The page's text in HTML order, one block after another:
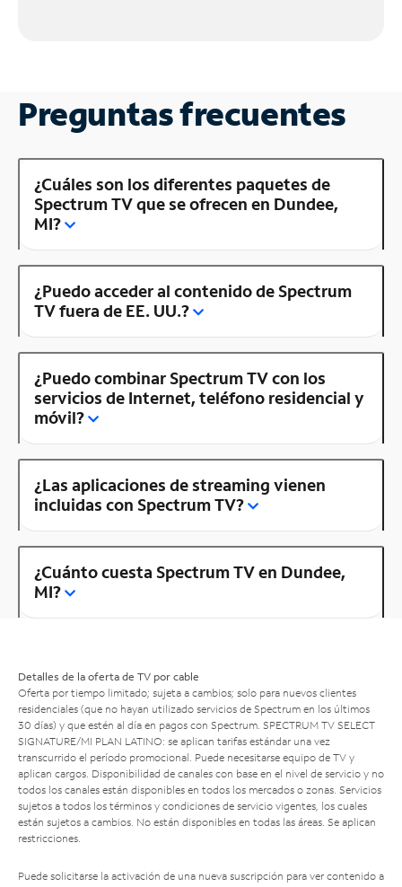
Preguntas frecuentes
¿Cuáles son los diferentes paquetes de
Spectrum TV que se ofrecen en Dundee,
MI?
¿Puedo acceder al contenido de Spectrum
TV fuera de EE. UU.?
¿Puedo combinar Spectrum TV con los
servicios de Internet, teléfono residencial y
móvil?
¿Las aplicaciones de streaming vienen
incluidas con Spectrum TV?
¿Cuánto cuesta Spectrum TV en Dundee,
MI?
Detalles de la oferta de TV por cable
Oferta por tiempo limitado; sujeta a cambios; solo para nuevos clientes
residenciales (que no hayan utilizado servicios de Spectrum en los últimos
30 días) y que estén al día en pagos con Spectrum. SPECTRUM TV SELECT
SIGNATURE/MI PLAN LATINO: se aplican tarifas estándar una vez
transcurrido el período promocional. Puede necesitarse equipo de TV y
aplican cargos. Disponibilidad de canales con base en el nivel de servicio y no
todos los canales están disponibles en todos los mercados o zonas. Servicios
sujetos a todos los términos y condiciones de servicio vigentes, los cuales
están sujetos a cambios. No están disponibles en todas las áreas. Se aplican
restricciones.
Puede solicitarse la activación de una nueva suscripción para ver contenido a